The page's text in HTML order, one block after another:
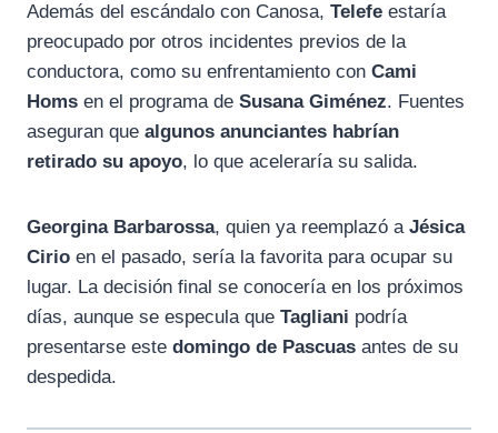
Además del escándalo con Canosa, Telefe estaría
preocupado por otros incidentes previos de la
conductora, como su enfrentamiento con Cami
Homs en el programa de Susana Giménez. Fuentes
aseguran que algunos anunciantes habrían
retirado su apoyo, lo que aceleraría su salida.
Georgina Barbarossa, quien ya reemplazó a Jésica
Cirio en el pasado, sería la favorita para ocupar su
lugar. La decisión final se conocería en los próximos
días, aunque se especula que Tagliani podría
presentarse este domingo de Pascuas antes de su
despedida.